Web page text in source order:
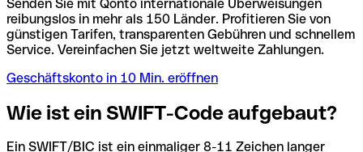
Senden Sie mit Qonto internationale Überweisungen
reibungslos in mehr als 150 Länder. Profitieren Sie von
günstigen Tarifen, transparenten Gebühren und schnellem
Service. Vereinfachen Sie jetzt weltweite Zahlungen.
Geschäftskonto in 10 Min. eröffnen
Wie ist ein SWIFT-Code aufgebaut?
Ein SWIFT/BIC ist ein einmaliger 8-11 Zeichen langer